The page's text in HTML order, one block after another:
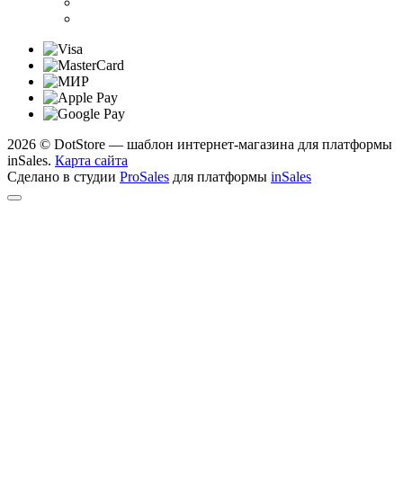
2026 © DotStore — шаблон интернет-магазина для платформы
inSales. Карта сайта
Сделано в студии ProSales для платформы inSales